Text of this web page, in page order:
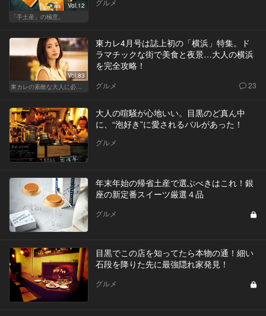
Vol.12
「手土産」の極意。
グルメ
Vol.83
東カレの素敵な大人に必要なこと
東カレ4月号は誌上初の「横浜」特集。ド
ラマチックな街で美食と夜景…大人の横浜
を完全攻略！
グルメ 23
大人の喧騒が心地いい。目黒のど真ん中
に、“泡好き”に愛されるバルがあった！
グルメ
年末年始の帰省土産で選ぶべきはこれ！銀
座の新定番スイーツ厳選４品
グルメ
目黒でこの店を知ってたら本物の通！細い
石段を降りた先に最強隠れ家発見！
グルメ